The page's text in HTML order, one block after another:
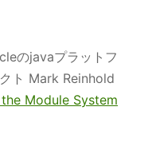
のjavaプラットフ
ト Mark Reinhold
Module System